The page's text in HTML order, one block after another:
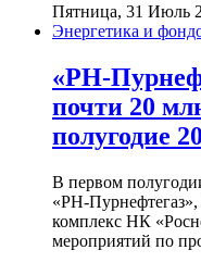
Пятница, 31 Июль
Энергетика и
«РН-
почти 20
полугодие
В первом
«РН-
комплекс НК
мероприятий по